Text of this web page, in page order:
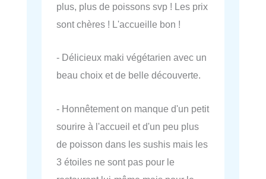
plus, plus de poissons svp ! Les prix
sont chères ! L'accueille bon !
- Délicieux maki végétarien avec un
beau choix et de belle découverte.
- Honnêtement on manque d'un petit
sourire à l'accueil et d'un peu plus
de poisson dans les sushis mais les
3 étoiles ne sont pas pour le